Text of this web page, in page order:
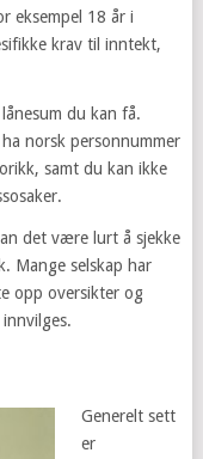
eksempel 18 år i
krav til inntekt,
du kan få.
norsk personnummer
samt du kan ikke
det være lurt å sjekke
Mange selskap har
opp oversikter og
Generelt sett
er